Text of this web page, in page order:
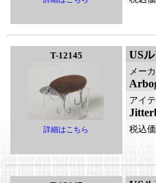
T-12145
詳細はこちら
US
メー
アイ
税込価